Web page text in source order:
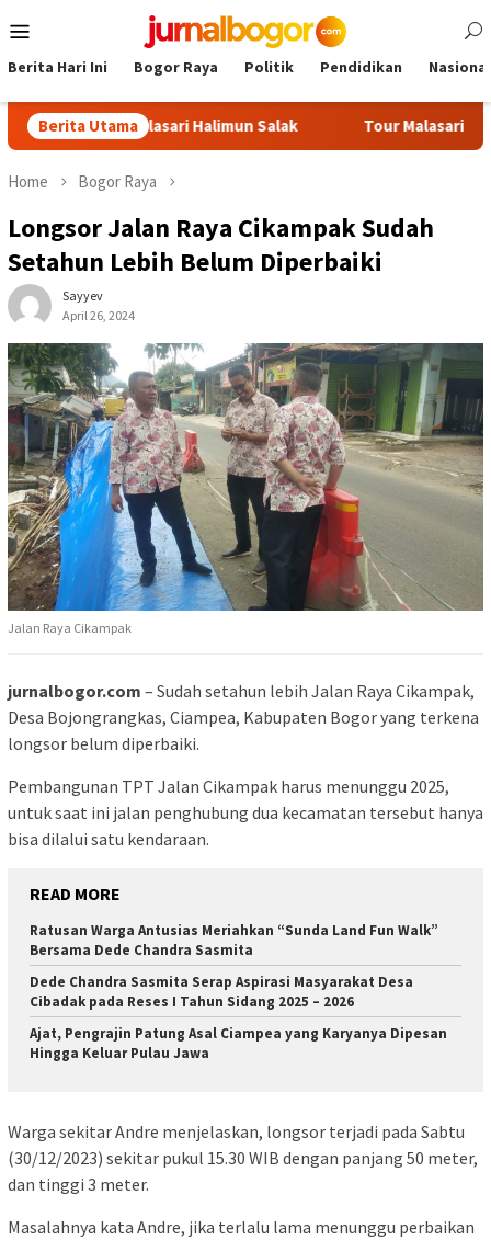
to
Menu
Berita Hari Ini Bogor Raya Politik Pendidikan Nasional
Berita Utama
Malasari Halimun Salak Tour Malasari Jadi Magnet
Home Bogor Raya
Longsor Jalan Raya Cikampak Sudah
Setahun Lebih Belum Diperbaiki
Sayyev
April 26, 2024
Jalan Raya Cikampak
jurnalbogor.com – Sudah setahun lebih Jalan Raya Cikampak,
Desa Bojongrangkas, Ciampea, Kabupaten Bogor yang terkena
longsor belum diperbaiki.
Pembangunan TPT Jalan Cikampak harus menunggu 2025,
untuk saat ini jalan penghubung dua kecamatan tersebut hanya
bisa dilalui satu kendaraan.
READ MORE
Ratusan Warga Antusias Meriahkan “Sunda Land Fun Walk”
Bersama Dede Chandra Sasmita
Dede Chandra Sasmita Serap Aspirasi Masyarakat Desa
Cibadak pada Reses I Tahun Sidang 2025 – 2026
Ajat, Pengrajin Patung Asal Ciampea yang Karyanya Dipesan
Hingga Keluar Pulau Jawa
Warga sekitar Andre menjelaskan, longsor terjadi pada Sabtu
(30/12/2023) sekitar pukul 15.30 WIB dengan panjang 50 meter,
dan tinggi 3 meter.
Masalahnya kata Andre, jika terlalu lama menunggu perbaikan